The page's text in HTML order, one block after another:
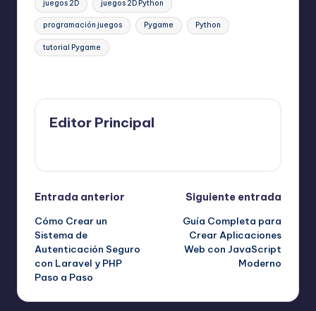
juegos 2D juegos 2D Python
programación juegos Pygame Python
tutorial Pygame
Editor Principal
Navegación
de
entradas
Entrada anterior
Cómo Crear un
Sistema de
Autenticación Seguro
con Laravel y PHP
Paso a Paso
Siguiente entrada
Guía Completa para
Crear Aplicaciones
Web con JavaScript
Moderno